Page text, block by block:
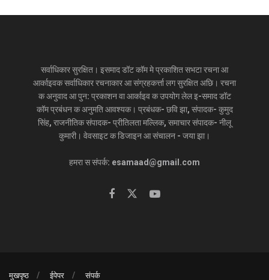
सर्वाधिकार सुरक्षित। इसमाद डॉट कॉम मे प्रकाशित सभटा रचना आ
आर्काइवक सर्वाधिकार रचनाकार आ संग्रहकर्त्ता लग सुरक्षित अछि। रचना
क अनुवाद आ पुन: प्रकाशन वा आर्काइव क उपयोग लेल इ-समाद डॉट
कॉम प्रबंधन क अनुमति आवश्यक। प्रबंधक- छवि झा, संपादक- कुमुद
सिंह, राजनीतिक संपादक- प्रीतिलता मल्लिक, समाचार संपादक- नीलू
कुमारी। वेवसाइट क डिजाइन आ संचालन - जया झा।
हमरा स संपर्क: esamaad@gmail.com
मुखपृष्ठ ईपेपर संपर्क